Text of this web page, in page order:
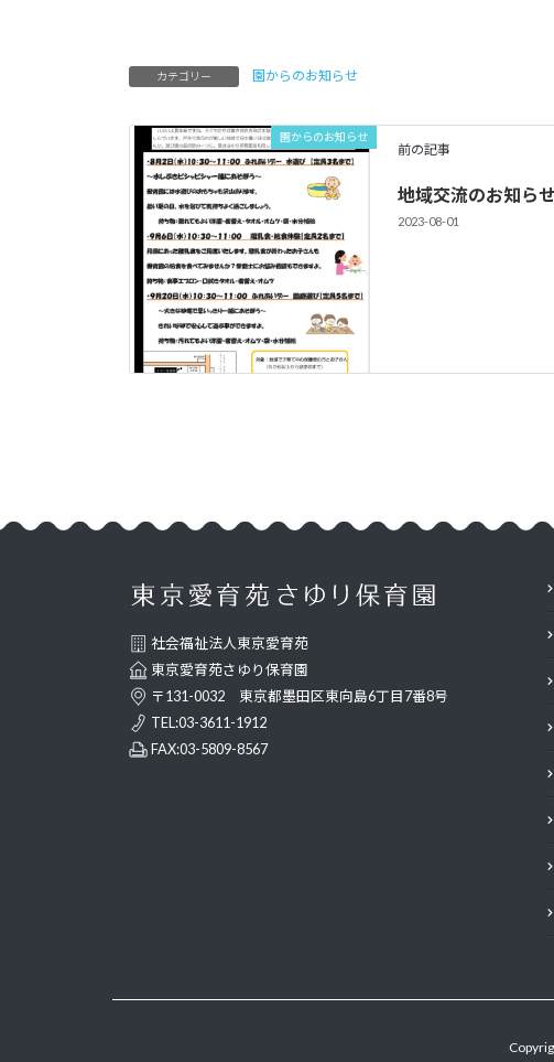
カテゴリー 園からのお知らせ
園からのお知らせ
前の記事
地域交流のお知らせ
2023-08-01
社会福祉法人東京愛育苑
東京愛育苑さゆり保育園
〒131-0032 東京都墨田区東向島6丁目7番8号
TEL:03-3611-1912
FAX:03-5809-8567